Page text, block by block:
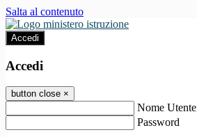
Salta al contenuto
Accedi
Accedi
button close ×
Nome Utente
Password